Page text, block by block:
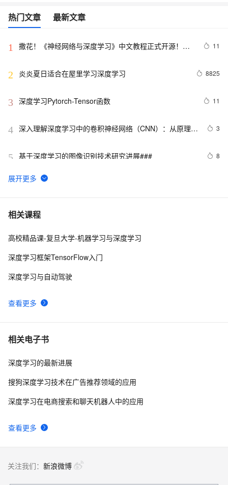
热门文章 最新文章
1
撒花！《神经网络与深度学习》中文教程正式开源！全
11
2 炎炎夏日适合在屋里学习深度学习 8825
3 深度学习Pytorch-Tensor函数 11
4 深入理解深度学习中的卷积神经网络（CNN）：从原理到
3
5 8
6 深度学习中的图像风格迁移技术探析
7 Python深度学习面试：CNN、RNN与Transformer详解
8 基于Pytorch的深度学习模型保存和加载方式
习模型
相关课程
查看更多
高校精品课-复旦大学-机器学习与深度学习
深度学习框架TensorFlow入门
深度学习与自动驾驶
相关电子书
查看更多
深度学习的最新进展
搜狗深度学习技术在广告推荐领域的应用
深度学习在电商搜索和聊天机器人中的应用
关注我们： 新浪微博